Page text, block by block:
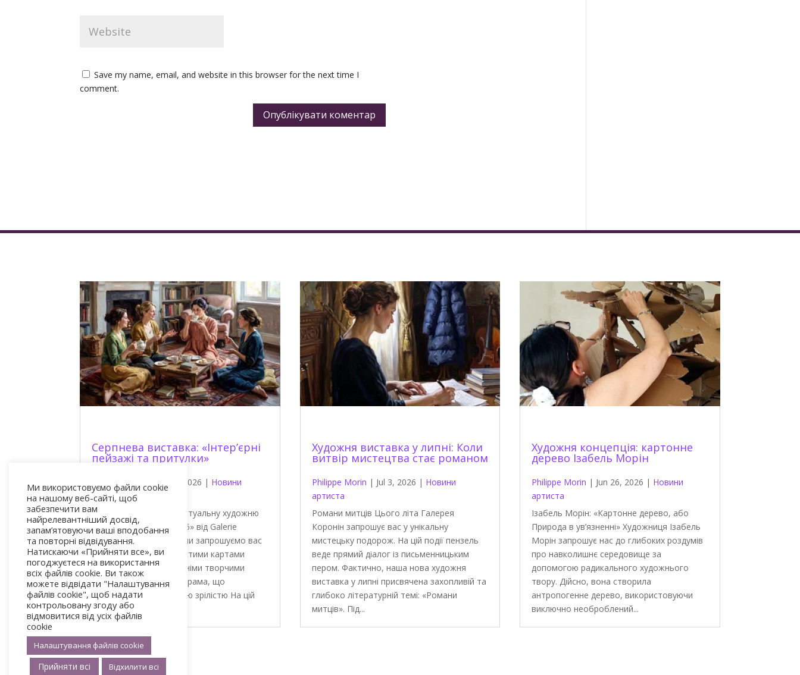
Save my name, email, and website in this browser for the next time I
comment.
Опублікувати коментар
Серпнева виставка: «Інтер’єрні
пейзажі та притулки»
Philippe Morin Aug 2, 2026 | Новини
артиста
Ласкаво просимо на віртуальну художню
виставку «Серпень 2026» від Galerie
Koronin. Цього місяця ми запрошуємо вас
ознайомитися з особистими картами
наших художників та їхніми творчими
просторами. Літня програма, що
вирізняється художньою зрілістю На цій
серпневій...
Художня виставка у липні: Коли
витвір мистецтва стає романом
Philippe Morin | Jul 3, 2026 | Новини
артиста
Романи митців Цього літа Галерея
Коронін запрошує вас у унікальну
мистецьку подорож. На цій події пензель
веде прямий діалог із письменницьким
пером. Фактично, наша нова художня
виставка у липні присвячена захопливій та
глибоко літературній темі: «Романи
митців». Під...
Художня концепція: картонне
дерево Ізабель Морін
Philippe Morin | Jun 26, 2026 | Новини
артиста
Ізабель Морін: «Картонне дерево, або
Природа в ув’язненні» Художниця Ізабель
Морін запрошує нас до глибоких роздумів
про навколишнє середовище за
допомогою радикального художнього
твору. Дійсно, вона створила
антропогенне дерево, використовуючи
виключно необроблений...
« Старі записи
Ми використовуємо файли cookie
на нашому веб-сайті, щоб
забезпечити вам
найрелевантніший досвід,
запам’ятовуючи ваші вподобання
та повторні відвідування.
Натискаючи «Прийняти все», ви
погоджуєтеся на використання
всіх файлів cookie. Ви також
можете відвідати "Налаштування
файлів cookie", щоб надати
контрольовану згоду або
відмовитися від усіх файлів
cookie
Налаштування файлів cookie
Прийняти всі Відхилити всі